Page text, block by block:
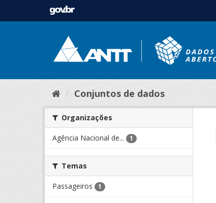
Conjuntos de dados
Organizações
Agência Nacional de... 1
Temas
Passageiros 1